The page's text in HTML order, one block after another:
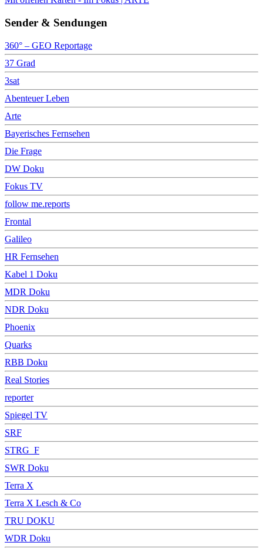
Sender & Sendungen
360° – GEO Reportage
37 Grad
3sat
Abenteuer Leben
Arte
Bayerisches Fernsehen
Die Frage
DW Doku
Fokus TV
follow me.reports
Frontal
Galileo
HR Fernsehen
Kabel 1 Doku
MDR Doku
NDR Doku
Phoenix
Quarks
RBB Doku
Real Stories
reporter
Spiegel TV
SRF
STRG_F
SWR Doku
Terra X
Terra X Lesch & Co
TRU DOKU
WDR Doku